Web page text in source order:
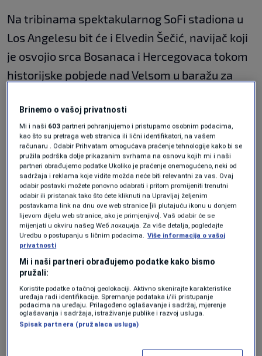
Na tribinama spektakularnog SoFi stadiona u
Los Angelesu bit će i Elvedin Šečić, navijač koji
je osvojio srca Bosanaca i Hercegovaca tokom
historijske pobjede nad Velsom u baražu za
UŽIVO BiH - Švicarska: Bh. navijači
prave sjajnu atmosferu na ulicama
Los Angelesa, sve je spremno za
spektakl
NOGOMET|prije 8 min.
Hasan Salihamidžić poslao emotivnu
poruku Zmajevima pred Švicarsku:
"Volimo vas, sve ćemo dati da
pobijedite!" (VIDEO)
NOGOMET|prije 9 min.
Mostara uoči večerašnjeg meča
Čiča: BiH je pokazala izuzetnu
borbenost i disciplinu, ali je malo
ponudila u ofanzivi
Brinemo o vašoj privatnosti
Mi i naši 603 partneri pohranjujemo i pristupamo osobnim podacima,
kao što su pretraga web stranica ili lični identifikatori, na vašem
računaru . Odabir Prihvatam omogućava praćenje tehnologije kako bi se
pružila podrška dolje prikazanim svrhama na osnovu kojih mi i naši
partneri obrađujemo podatke Ukoliko je praćenje onemogućeno, neki od
sadržaja i reklama koje vidite možda neće biti relevantni za vas. Ovaj
odabir postavki možete ponovno odabrati i pritom promijeniti trenutni
odabir ili pristanak tako što ćete kliknuti na Upravljaj željenim
postavkama link na dnu ove web stranice [ili plutajuću ikonu u donjem
lijevom dijelu web stranice, ako je primjenjivo]. Vaš odabir će se
mijenjati u okviru našeg Wеб локација. Za više detalja, pogledajte
Uredbu o postupanju s ličnim podacima. Više informacija o vašoj
privatnosti
Mi i naši partneri obrađujemo podatke kako bismo
pružali:
Koristite podatke o tačnoj geolokaciji. Aktivno skenirajte karakteristike
uređaja radi identifikacije. Spremanje podataka i/ili pristupanje
podacima na uređaju. Prilagođeno oglašavanje i sadržaj, mjerenje
oglašavanja i sadržaja, istraživanje publike i razvoj usluga.
Spisak partnera (pružalaca usluga)